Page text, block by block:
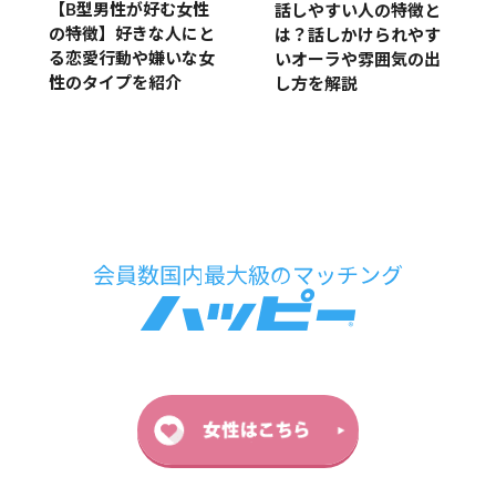
【B型男性が好む女性
の特徴】好きな人にと
る恋愛行動や嫌いな女
性のタイプを紹介
話しやすい人の特徴と
は？話しかけられやす
いオーラや雰囲気の出
し方を解説